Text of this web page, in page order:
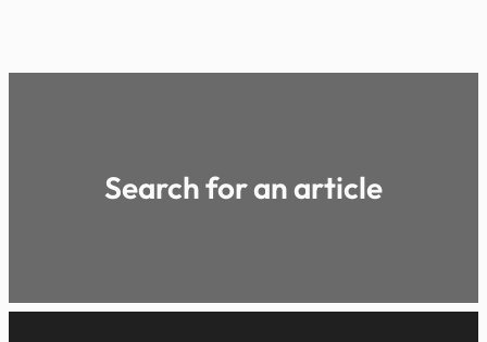
Search for an article